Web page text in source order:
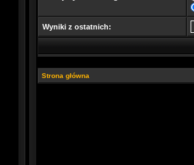
Wyniki z ostatnich:
Strona główna